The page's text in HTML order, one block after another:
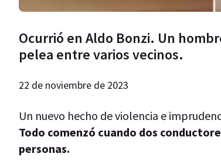
Ocurrió en Aldo Bonzi. Un
pelea entre varios vecinos.
22 de noviembre de 2023
Un nuevo hecho de violencia e
Todo comenzó cuando dos
personas.